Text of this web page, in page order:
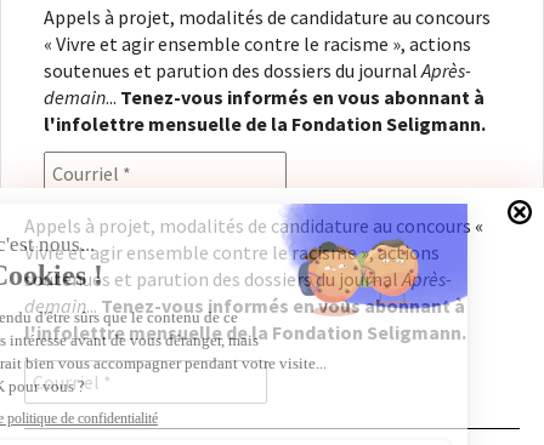
Appels à projet, modalités de candidature au concours
« Vivre et agir ensemble contre le racisme », actions
soutenues et parution des dossiers du journal Après-
demain... Tenez-vous informés en vous abonnant à
l'infolettre mensuelle de la Fondation Seligmann.
En renseignant votre adresse électronique, vous
consentez à recevoir l'infolettre de la Fondation
Seligmann, conformément à notrepolitique de
confidentialité. Il vous sera possible de vous
désabonner à tout moment.
Appels à projet, modalités de candidature au concours «
Vivre et agir ensemble contre le racisme », actions
soutenues et parution des dossiers du journalAprès-
demain... Tenez-vous informés en vous abonnant à
l'infolettre mensuelle de la Fondation Seligmann.